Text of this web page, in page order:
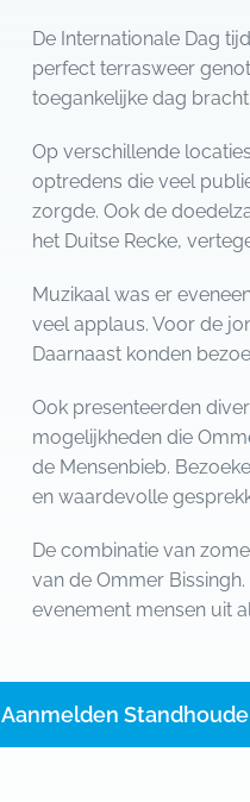
De Internationale Dag
perfect terrasweer
toegankelijke dag
Op verschillende
optredens die veel
zorgde. Ook de
het Duitse Recke,
Muzikaal was er
veel applaus. Voor de
Daarnaast konden
Ook presenteerden
mogelijkheden die
de Mensenbieb.
en waardevolle
De combinatie van
van de Ommer
evenement mensen uit
Aanmelden